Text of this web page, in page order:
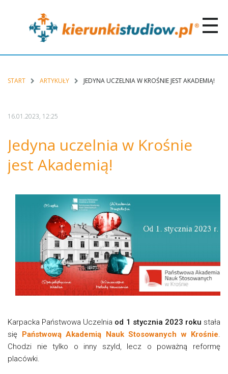
START ARTYKUŁY JEDYNA UCZELNIA W KROŚNIE JEST AKADEMIĄ!
16.01.2023, 12:25
Jedyna uczelnia w Krośnie
jest Akademią!
Karpacka Państwowa Uczelnia od 1 stycznia 2023 roku stała
się Państwową Akademią Nauk Stosowanych w Krośnie.
Chodzi nie tylko o inny szyld, lecz o poważną reformę
placówki.